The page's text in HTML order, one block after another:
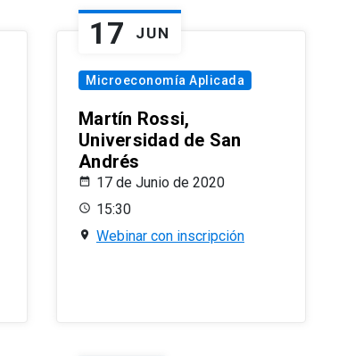
17 JUN
Microeconomía Aplicada
Martín Rossi,
Universidad de San
Andrés
17 de Junio de 2020
15:30
Webinar con inscripción